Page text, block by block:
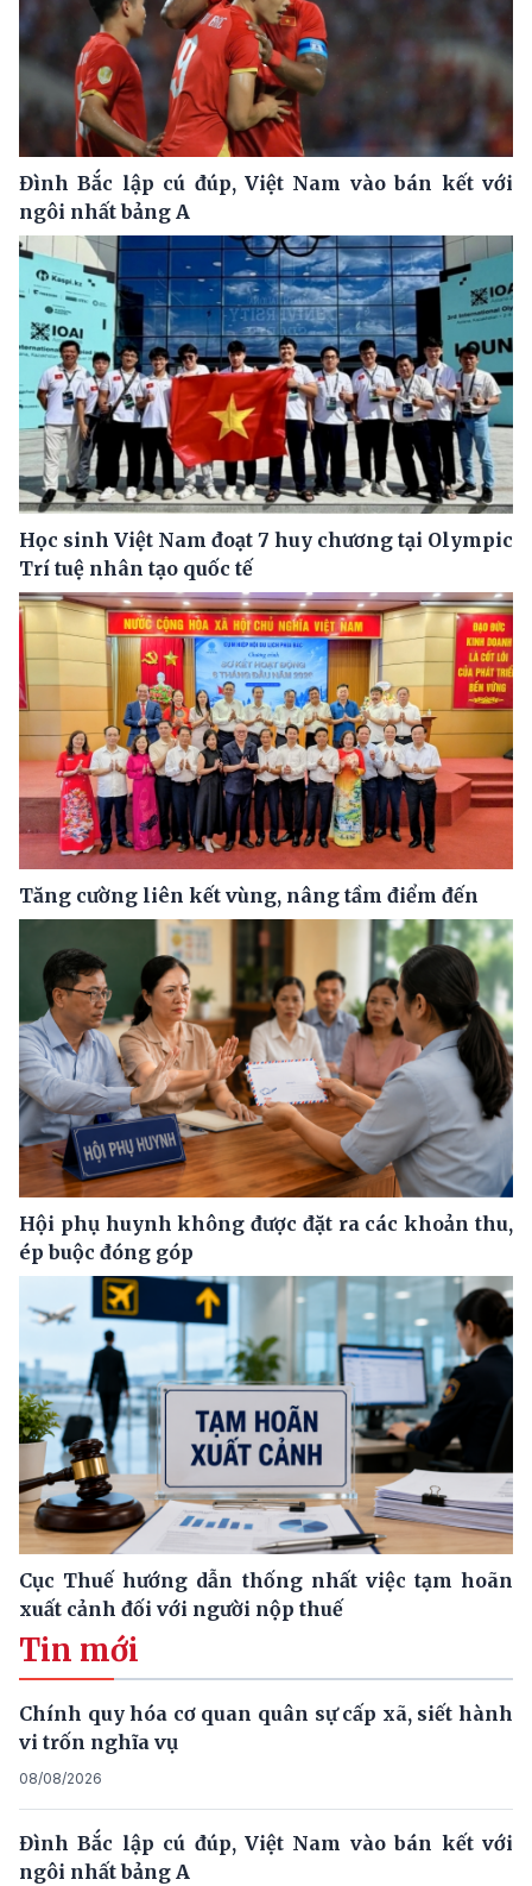
Đình Bắc lập cú đúp, Việt Nam vào bán kết với
ngôi nhất bảng A
Học sinh Việt Nam đoạt 7 huy chương tại Olympic
Trí tuệ nhân tạo quốc tế
Tăng cường liên kết vùng, nâng tầm điểm đến
Hội phụ huynh không được đặt ra các khoản thu,
ép buộc đóng góp
Cục Thuế hướng dẫn thống nhất việc tạm hoãn
xuất cảnh đối với người nộp thuế
Tin mới
Chính quy hóa cơ quan quân sự cấp xã, siết hành
vi trốn nghĩa vụ
08/08/2026
Đình Bắc lập cú đúp, Việt Nam vào bán kết với
ngôi nhất bảng A